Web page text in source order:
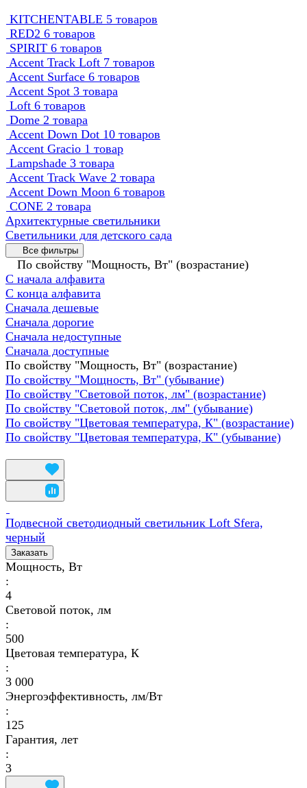
KITCHENTABLE 5 товаров
RED2 6 товаров
SPIRIT 6 товаров
Accent Track Loft 7 товаров
Accent Surface 6 товаров
Accent Spot 3 товара
Loft 6 товаров
Dome 2 товара
Accent Down Dot 10 товаров
Accent Gracio 1 товар
Lampshade 3 товара
Accent Track Wave 2 товара
Accent Down Moon 6 товаров
CONE 2 товара
Архитектурные светильники
Светильники для детского сада
Все фильтры
По свойству "Мощность, Вт" (возрастание)
С начала алфавита
С конца алфавита
Сначала дешевые
Сначала дорогие
Сначала недоступные
Сначала доступные
По свойству "Мощность, Вт" (возрастание)
По свойству "Мощность, Вт" (убывание)
По свойству "Световой поток, лм" (возрастание)
По свойству "Световой поток, лм" (убывание)
По свойству "Цветовая температура, К" (возрастание)
По свойству "Цветовая температура, К" (убывание)
Подвесной светодиодный светильник Loft Sfera,
черный
Заказать
Мощность, Вт
:
4
Световой поток, лм
:
500
Цветовая температура, К
:
3 000
Энергоэффективность, лм/Вт
:
125
Гарантия, лет
:
3